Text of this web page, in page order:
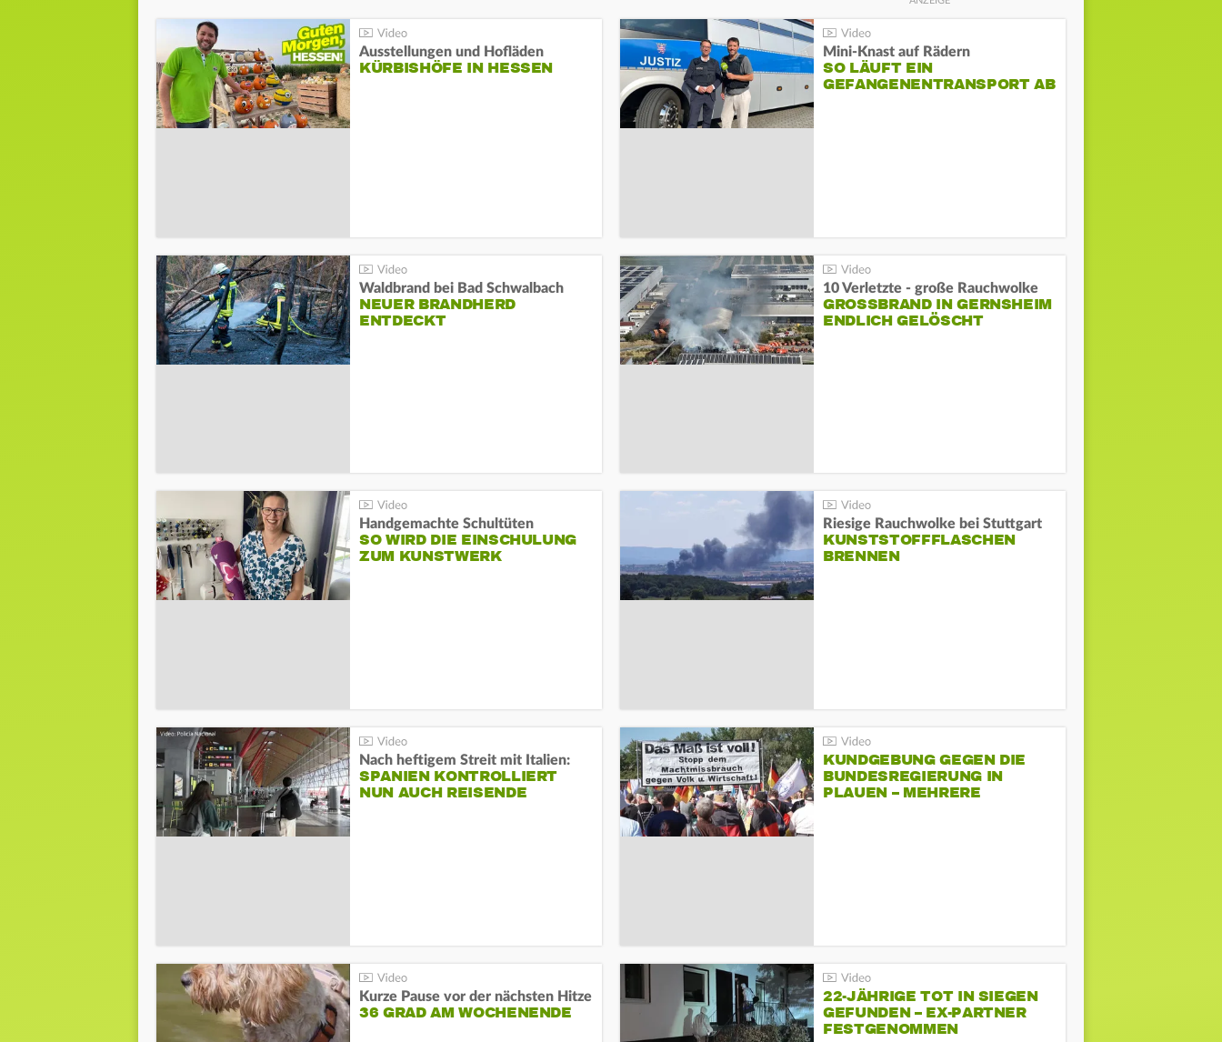
Ausstellungen und Hofläden
KÜRBISHÖFE IN HESSEN
Mini-Knast auf Rädern
SO LÄUFT EIN
GEFANGENENTRANSPORT AB
Waldbrand bei Bad Schwalbach
NEUER BRANDHERD
ENTDECKT
10 Verletzte - große Rauchwolke
GROSSBRAND IN GERNSHEIM E
NDLICH GELÖSCHT
Handgemachte Schultüten
SO WIRD DIE EINSCHULUNG
ZUM KUNSTWERK
Riesige Rauchwolke bei Stuttgart
KUNSTSTOFFFLASCHEN
BRENNEN
Nach heftigem Streit mit Italien:
SPANIEN KONTROLLIERT
NUN AUCH REISENDE
KUNDGEBUNG GEGEN DIE
BUNDESREGIERUNG IN
PLAUEN – MEHRERE
Kurze Pause vor der nächsten Hitze
36 GRAD AM WOCHENENDE
22-JÄHRIGE TOT IN SIEGEN
GEFUNDEN – EX-PARTNER
FESTGENOMMEN